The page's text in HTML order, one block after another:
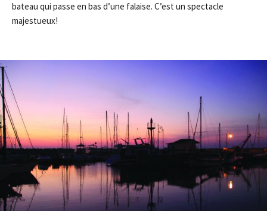
bateau qui passe en bas d’une falaise. C’est un spectacle
majestueux!